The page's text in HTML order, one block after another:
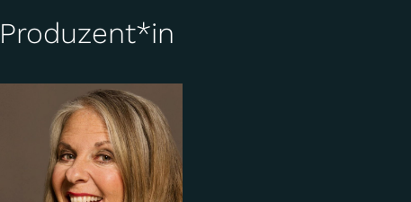
Produzent*in